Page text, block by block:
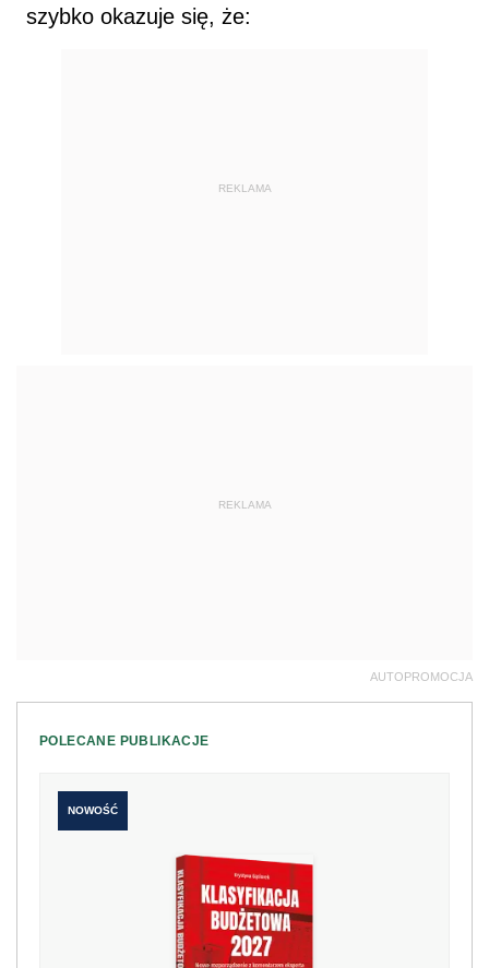
szybko okazuje się, że:
REKLAMA
REKLAMA
AUTOPROMOCJA
POLECANE PUBLIKACJE
NOWOŚĆ